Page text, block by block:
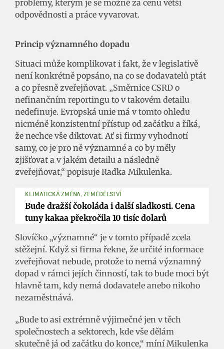
problémy, kterým je se možné za cenu větší
odpovědnosti a práce vyvarovat.
Princip významného dopadu
Situaci může komplikovat i fakt, že v legislativě
není konkrétně popsáno, na co se dodavatelů ptát
a co přesně zveřejňovat. „Směrnice CSRD o
nefinančním reportingu to v takovém detailu
nedefinuje. Evropská unie má v tomto ohledu
nicméně konzistentní přístup od začátku a říká,
že nechce vše diktovat. Ať si firmy vyhodnotí
samy, co je pro ně významné a co by měly
zjišťovat a v jakém detailu a následně
zveřejňovat,“ popisuje Radka Mikulenka.
KLIMATICKÁ ZMĚNA, ZEMĚDĚLSTVÍ
Bude dražší čokoláda i další sladkosti. Cena
tuny kakaa překročila 10 tisíc dolarů
Slovíčko „významné“ je v tomto případě zcela
stěžejní. Když si firma řekne, že určité informace
zveřejňovat nebude, protože to nemá významný
dopad v rámci jejích činností, tak to bude moci být
hlavně tam, kdy nemá dodavatele anebo nikoho
nezaměstnává.
„Bude to asi extrémně výjimečné jen v těch
společnostech a sektorech, kde vše dělám
skutečně já od začátku do konce,“ míní Mikulenka